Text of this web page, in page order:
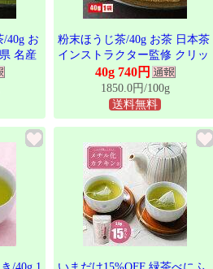
40g お
名産
できま
スト
粉末ほうじ茶/40g お茶 日本茶
インストラクター監修 クリッ
クポスト 送料無料 ほうじ茶
猿島茶 さしま茶 茨城県 名産
品 産地直送 POD-002
40g 740円
1850.0円/100g
送料無料